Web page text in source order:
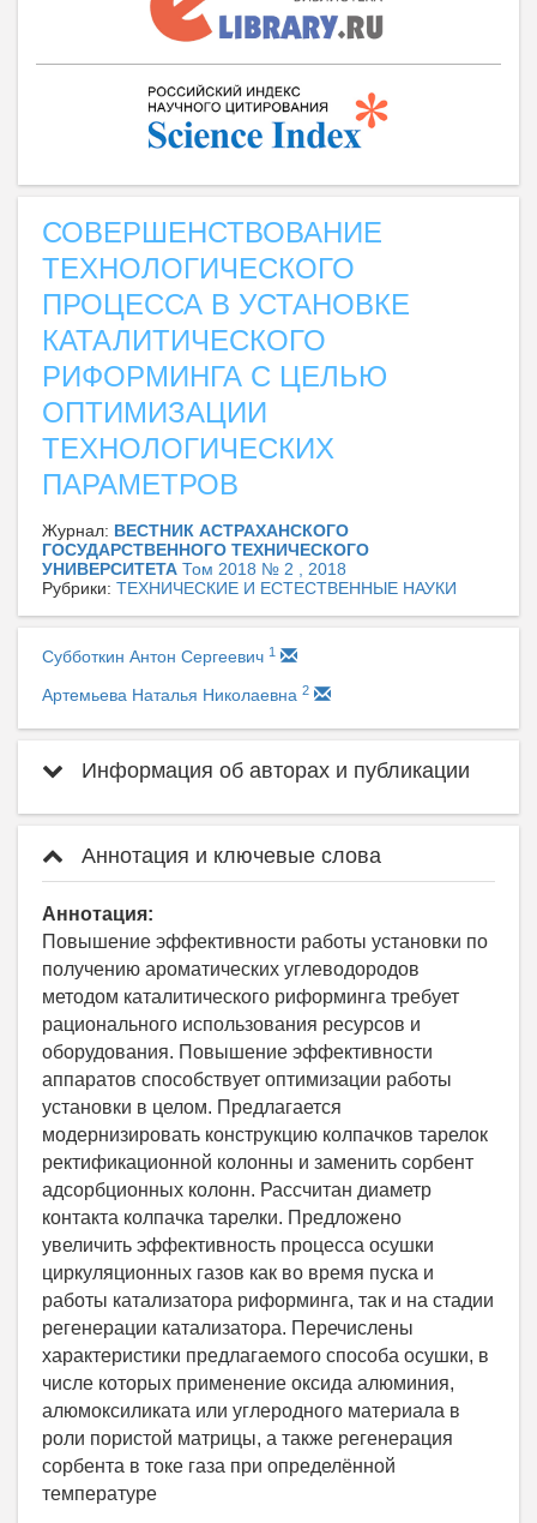
СОВЕРШЕНСТВОВАНИЕ
ТЕХНОЛОГИЧЕСКОГО
ПРОЦЕССА В УСТАНОВКЕ
КАТАЛИТИЧЕСКОГО
РИФОРМИНГА С ЦЕЛЬЮ
ОПТИМИЗАЦИИ
ТЕХНОЛОГИЧЕСКИХ
ПАРАМЕТРОВ
Журнал: ВЕСТНИК АСТРАХАНСКОГО
ГОСУДАРСТВЕННОГО ТЕХНИЧЕСКОГО
УНИВЕРСИТЕТА Том 2018 № 2 , 2018
Рубрики: ТЕХНИЧЕСКИЕ И ЕСТЕСТВЕННЫЕ НАУКИ
Субботкин Антон Сергеевич 1
Артемьева Наталья Николаевна 2
Информация об авторах и публикации
Аннотация и ключевые слова
Аннотация:
Повышение эффективности работы установки по
получению ароматических углеводородов
методом каталитического риформинга требует
рационального использования ресурсов и
оборудования. Повышение эффективности
аппаратов способствует оптимизации работы
установки в целом. Предлагается
модернизировать конструкцию колпачков тарелок
ректификационной колонны и заменить сорбент
адсорбционных колонн. Рассчитан диаметр
контакта колпачка тарелки. Предложено
увеличить эффективность процесса осушки
циркуляционных газов как во время пуска и
работы катализатора риформинга, так и на стадии
регенерации катализатора. Перечислены
характеристики предлагаемого способа осушки, в
числе которых применение оксида алюминия,
алюмоксиликата или углеродного материала в
роли пористой матрицы, а также регенерация
сорбента в токе газа при определённой
температуре